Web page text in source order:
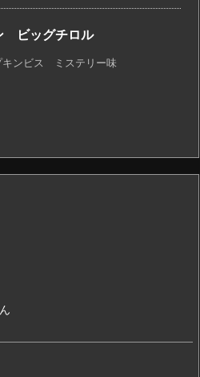
ビッグチロル
ンビス ミステリー味